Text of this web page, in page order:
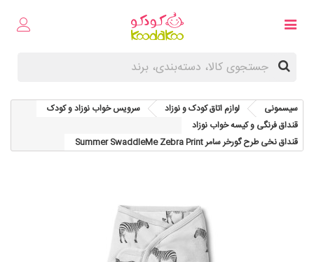
سیسمونی لوازم اتاق کودک و نوزاد
سرویس خواب نوزاد و کودک
قنداق فرنگی و کیسه خواب نوزاد
قنداق نخی طرح گورخر سامر Summer SwaddleMe Zebra Print